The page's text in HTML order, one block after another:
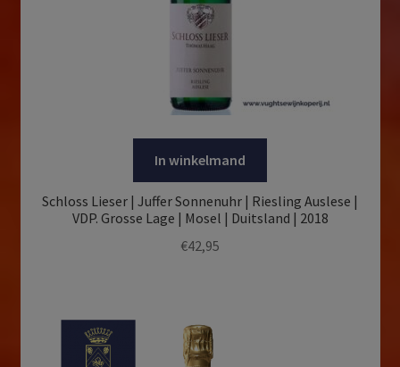
In winkelmand
Schloss Lieser | Juffer Sonnenuhr | Riesling Auslese |
VDP. Grosse Lage | Mosel | Duitsland | 2018
€42,95